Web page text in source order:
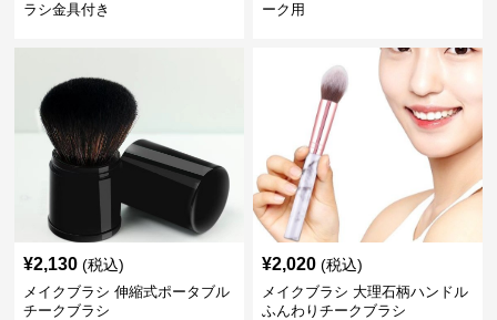
ラシ金具付き
ーク用
¥2,130 (税込)
メイクブラシ 伸縮式ポータブル
チークブラシ
¥2,020 (税込)
メイクブラシ 大理石柄ハンドル
ふんわりチークブラシ